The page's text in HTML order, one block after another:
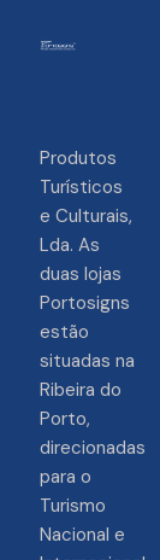
Produtos
Turísticos
e Culturais,
Lda. As
duas lojas
Portosigns
estão
situadas na
Ribeira do
Porto,
direcionadas
para o
Turismo
Nacional e